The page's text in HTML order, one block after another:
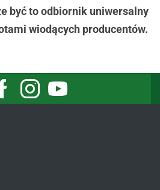
być to odbiornik uniwersalny
wiodących producentów.
FacebookInstagramYoutube